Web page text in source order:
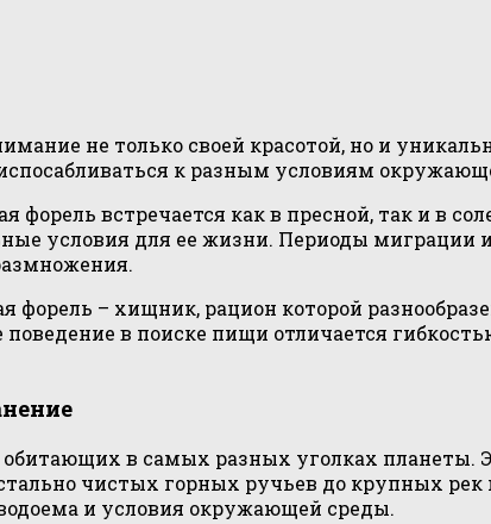
не только своей красотой, но и
к разным условиям
форель встречается как в пресной, так и в
условия для ее жизни. Периоды
форель – хищник, рацион которой
в поиске пищи отличается
обитающих в самых разных уголках
чистых горных ручьев до крупных рек
и условия окружающей среды.